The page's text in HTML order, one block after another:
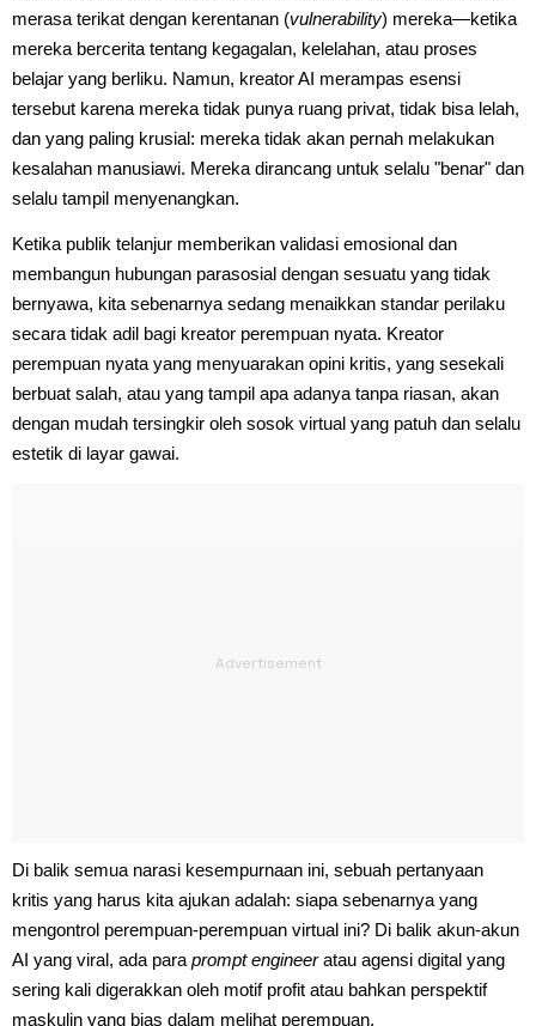
merasa terikat dengan kerentanan (vulnerability) mereka—ketika
mereka bercerita tentang kegagalan, kelelahan, atau proses
belajar yang berliku. Namun, kreator AI merampas esensi
tersebut karena mereka tidak punya ruang privat, tidak bisa lelah,
dan yang paling krusial: mereka tidak akan pernah melakukan
kesalahan manusiawi. Mereka dirancang untuk selalu "benar" dan
selalu tampil menyenangkan.
Ketika publik telanjur memberikan validasi emosional dan
membangun hubungan parasosial dengan sesuatu yang tidak
bernyawa, kita sebenarnya sedang menaikkan standar perilaku
secara tidak adil bagi kreator perempuan nyata. Kreator
perempuan nyata yang menyuarakan opini kritis, yang sesekali
berbuat salah, atau yang tampil apa adanya tanpa riasan, akan
dengan mudah tersingkir oleh sosok virtual yang patuh dan selalu
estetik di layar gawai.
Di balik semua narasi kesempurnaan ini, sebuah pertanyaan
kritis yang harus kita ajukan adalah: siapa sebenarnya yang
mengontrol perempuan-perempuan virtual ini? Di balik akun-akun
AI yang viral, ada para prompt engineeratau agensi digital yang
sering kali digerakkan oleh motif profit atau bahkan perspektif
maskulin yang bias dalam melihat perempuan.